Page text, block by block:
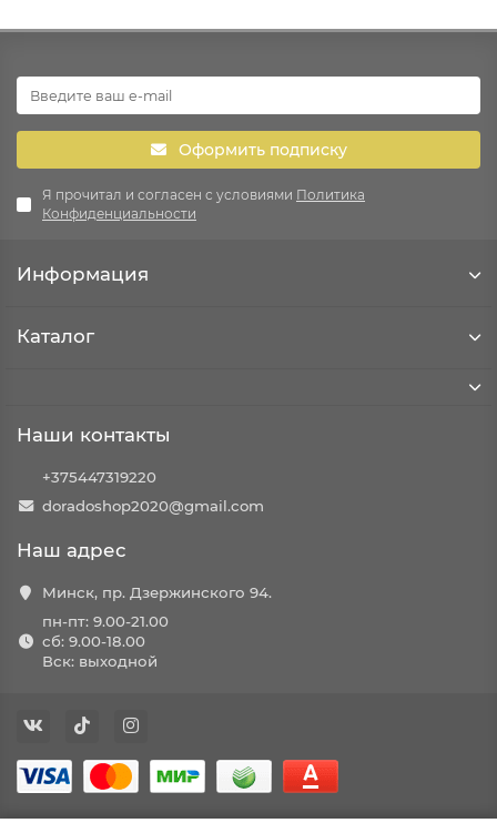
Оформить подписку
Я прочитал и согласен с условиями Политика
Конфиденциальности
Информация
Каталог
Наши контакты
+375447319220
doradoshop2020@gmail.com
Наш адрес
Минск, пр. Дзержинского 94.
пн-пт: 9.00-21.00
сб: 9.00-18.00
Вск: выходной